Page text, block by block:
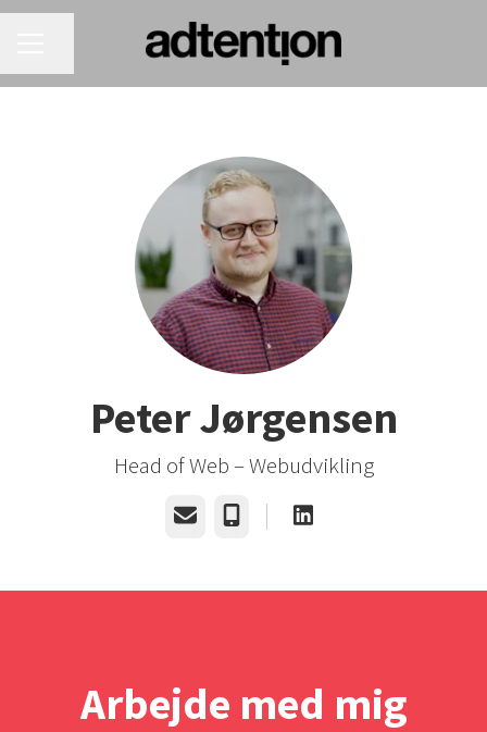
Peter Jørgensen
Head of Web – Webudvikling
E-mail Telefon
Arbejde med mig